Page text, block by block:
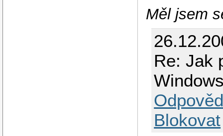
Měl jsem
Re: Jak
Blokovat